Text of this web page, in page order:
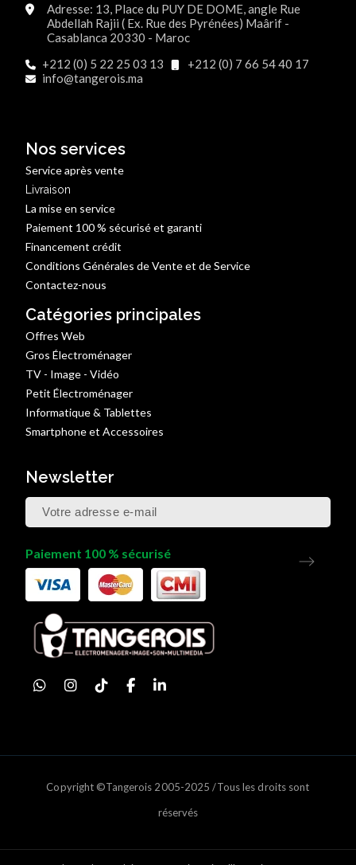
Adresse: 13, Place du PUY DE DOME, angle Rue
Abdellah Rajii ( Ex. Rue des Pyrénées) Maârif -
Casablanca 20330 - Maroc
+212 (0) 5 22 25 03 13
+212 (0) 7 66 54 40 17
info@tangerois.ma
Nos services
Service après vente
Livraison
La mise en service
Paiement 100 % sécurisé et garanti
Financement crédit
Conditions Générales de Vente et de Service
Contactez-nous
Catégories principales
Offres Web
Gros Électroménager
TV - Image - Vidéo
Petit Électroménager
Informatique & Tablettes
Smartphone et Accessoires
Newsletter
Paiement 100 % sécurisé
Copyright ©Tangerois 2005-2025 /Tous les droits sont
réservés